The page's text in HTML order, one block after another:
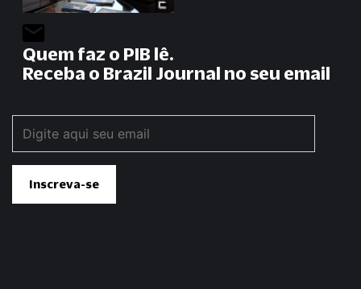
Quem faz o PIB lê.
Receba o Brazil Journal no seu email